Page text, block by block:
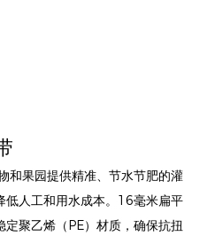
和果园提供精准、节水节肥的灌
低人工和用水成本。16毫米扁平
聚乙烯（PE）材质，确保抗扭